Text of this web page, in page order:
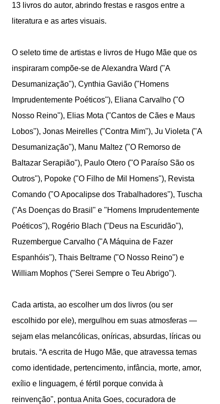
13 livros do autor, abrindo frestas e rasgos entre a
literatura e as artes visuais.
O seleto time de artistas e livros de Hugo Mãe que os
inspiraram compõe-se de Alexandra Ward ("A
Desumanização"), Cynthia Gavião ("Homens
Imprudentemente Poéticos"), Eliana Carvalho ("O
Nosso Reino"), Elias Mota ("Cantos de Cães e Maus
Lobos"), Jonas Meirelles ("Contra Mim"), Ju Violeta ("A
Desumanização"), Manu Maltez ("O Remorso de
Baltazar Serapião"), Paulo Otero ("O Paraíso São os
Outros"), Popoke ("O Filho de Mil Homens"), Revista
Comando ("O Apocalipse dos Trabalhadores"), Tuscha
("As Doenças do Brasil" e "Homens Imprudentemente
Poéticos"), Rogério Blach ("Deus na Escuridão"),
Ruzembergue Carvalho ("A Máquina de Fazer
Espanhóis"), Thais Beltrame ("O Nosso Reino") e
William Mophos ("Serei Sempre o Teu Abrigo").
Cada artista, ao escolher um dos livros (ou ser
escolhido por ele), mergulhou em suas atmosferas —
sejam elas melancólicas, oníricas, absurdas, líricas ou
brutais. “A escrita de Hugo Mãe, que atravessa temas
como identidade, pertencimento, infância, morte, amor,
exílio e linguagem, é fértil porque convida à
reinvenção", pontua Anita Goes, cocuradora de